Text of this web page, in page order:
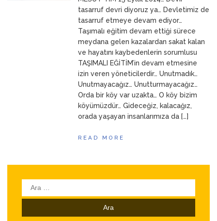
ANNEMtasarruf devri diyoruz ya… Devletimiz de
tasarruf etmeye devam ediyor…
Taşımalı eğitim devam ettiği sürece
meydana gelen kazalardan sakat kalan
ve hayatını kaybedenlerin sorumlusu
TAŞIMALI EĞİTİM’in devam etmesine
izin veren yöneticilerdir… Unutmadık…
Unutmayacağız… Unutturmayacağız…
Orda bir köy var uzakta… O köy bizim
köyümüzdür… Gideceğiz, kalacağız,
orada yaşayan insanlarımıza da […]
READ MORE
Arama: